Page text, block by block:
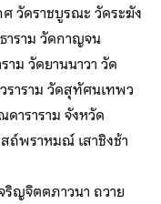
วัดราชบูรณะ วัดระฆัง
าราม วัดกาญจน
าม วัดยานนาวา วัด
าราม วัดสุทัศนเทพว
าราราม จังหวัด
ถ์พราหมณ์ เสาชิงช้า
ญจิตตภาวนา ถวาย